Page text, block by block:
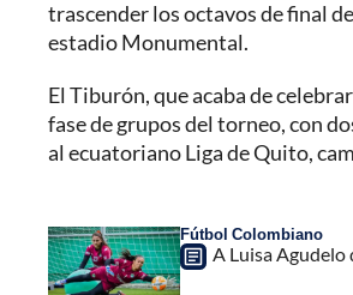
trascender los octavos de final
estadio Monumental.
El Tiburón, que acaba de
fase de grupos del torneo, con
al ecuatoriano Liga de Quito,
Fútbol Colombiano
A Luisa Agudelo